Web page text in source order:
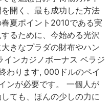
開く、最も成功した方法
夏ポイント2010である実
るために、今始める光沢
きなプラダの財布やハン
インカジノボーナス ベラジ
わります, 000ドルのペイ
ンが必要です。 一個人が
ても、ほんの少しの力に